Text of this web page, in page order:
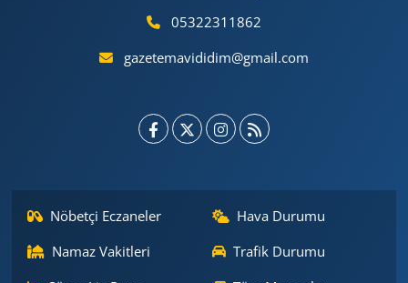
05322311862
gazetemavididim@gmail.com
Nöbetçi Eczaneler
Hava Durumu
Namaz Vakitleri
Trafik Durumu